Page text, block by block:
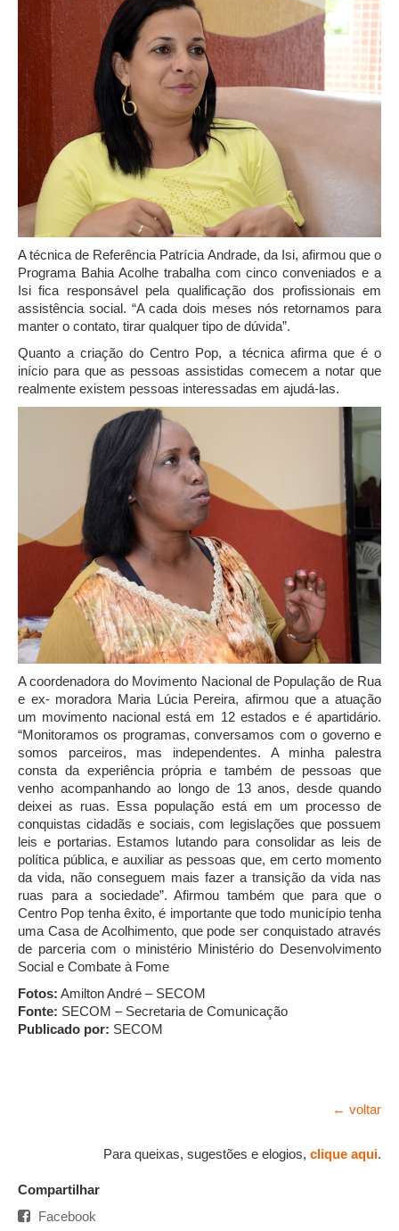
A técnica de Referência Patrícia Andrade, da Isi, afirmou que o
Programa Bahia Acolhe trabalha com cinco conveniados e a
Isi fica responsável pela qualificação dos profissionais em
assistência social. “A cada dois meses nós retornamos para
manter o contato, tirar qualquer tipo de dúvida”.
Quanto a criação do Centro Pop, a técnica afirma que é o
início para que as pessoas assistidas comecem a notar que
realmente existem pessoas interessadas em ajudá-las.
A coordenadora do Movimento Nacional de População de Rua
e ex- moradora Maria Lúcia Pereira, afirmou que a atuação
um movimento nacional está em 12 estados e é apartidário.
“Monitoramos os programas, conversamos com o governo e
somos parceiros, mas independentes. A minha palestra
consta da experiência própria e também de pessoas que
venho acompanhando ao longo de 13 anos, desde quando
deixei as ruas. Essa população está em um processo de
conquistas cidadãs e sociais, com legislações que possuem
leis e portarias. Estamos lutando para consolidar as leis de
política pública, e auxiliar as pessoas que, em certo momento
da vida, não conseguem mais fazer a transição da vida nas
ruas para a sociedade”. Afirmou também que para que o
Centro Pop tenha êxito, é importante que todo município tenha
uma Casa de Acolhimento, que pode ser conquistado através
de parceria com o ministério Ministério do Desenvolvimento
Social e Combate à Fome
Fotos: Amilton André – SECOM
Fonte: SECOM – Secretaria de Comunicação
Publicado por: SECOM
← voltar
Para queixas, sugestões e elogios, clique aqui.
Compartilhar
Facebook